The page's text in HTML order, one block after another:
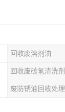
回收废溶剂油
回收废碳氢清洗剂
废防锈油回收处理